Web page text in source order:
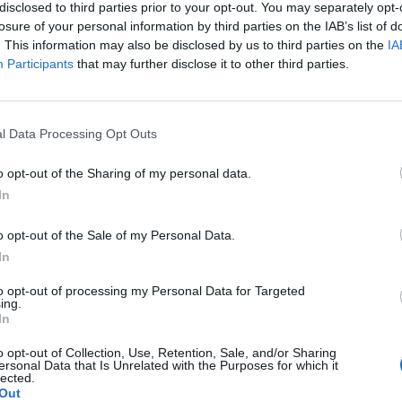
to third parties prior to your opt-out. You may separately
of your personal information by third parties on the IAB’s list of
This information may also be disclosed by us to third parties on the
Participants that may further disclose it to other third parties.
Data Processing Opt Outs
opt-out of the Sharing of my personal data.
opt-out of the Sale of my Personal Data.
opt-out of processing my Personal Data for Targeted
opt-out of Collection, Use, Retention, Sale, and/or Sharing
Data that Is Unrelated with the Purposes for which it
az Alföldi Tej Kft. külföldi kézbe kerülését. Mi
felvásárlási kísérletével, és milyen
szuverenitási és piaci szempontból?
véleményét tükrözik, amelyek nem feltétlenül esnek
portfolio.hu hírarchívumához tartozik, melynek olvasása
tartalmazza:
cikkarchívum